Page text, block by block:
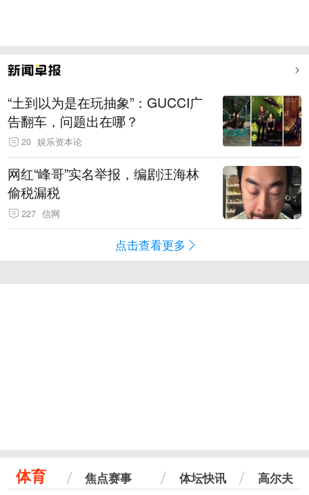
“土到以为是在玩抽象”：GUCCI广
告翻车，问题出在哪？
20 娱乐资本论
网红“峰哥”实名举报，编剧汪海林
偷税漏税
227 信网
点击查看更多
体育 焦点赛事 体坛快讯 高尔夫